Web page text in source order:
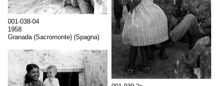
001-038-04
1958
Granada (Sacromonte) (Spagna)